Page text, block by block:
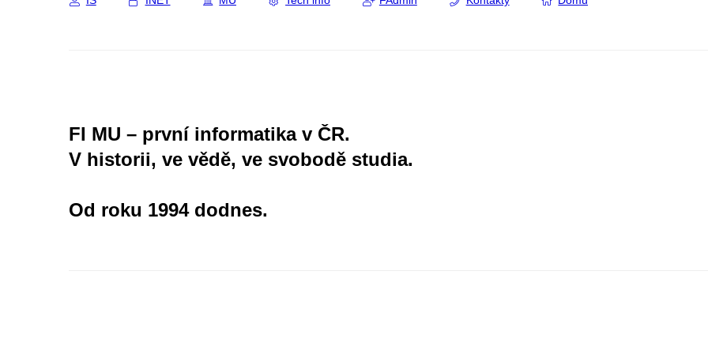
FI MU – první informatika v ČR.
V historii, ve vědě, ve svobodě studia.
Od roku 1994 dodnes.